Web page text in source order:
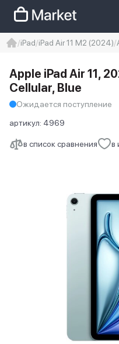
Iphone 14 pro max
iPad iPad Air 11 M2 (2024)
в список сравнения в
Apple iPad Air 11,
Cellular, Blue
Ожидается поступление
артикул: 4969